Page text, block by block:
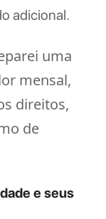
adicional.
uma
mensal,
direitos,
de
e seus